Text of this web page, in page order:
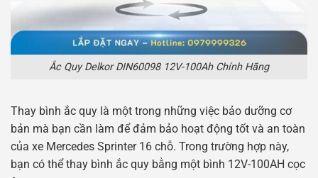
Ắc Quy Delkor DIN60098 12V-100Ah Chính Hãng
Thay bình ắc quy là một trong những việc bảo dưỡng cơ
bản mà bạn cần làm để đảm bảo hoạt động tốt và an toàn
của xe Mercedes Sprinter 16 chỗ. Trong trường hợp này,
bạn có thể thay bình ắc quy bằng một bình 12V-100AH cọc